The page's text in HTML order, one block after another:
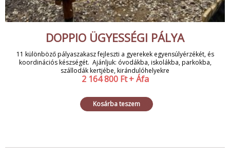
DOPPIO ÜGYESSÉGI PÁLYA
11 különböző pályaszakasz fejleszti a gyerekek egyensúlyérzékét, és
koordinációs készségét. Ajánljuk: óvodákba, iskolákba, parkokba,
szállodák kertjébe, kirándulóhelyekre
2 164 800 Ft + Áfa
Kosárba teszem